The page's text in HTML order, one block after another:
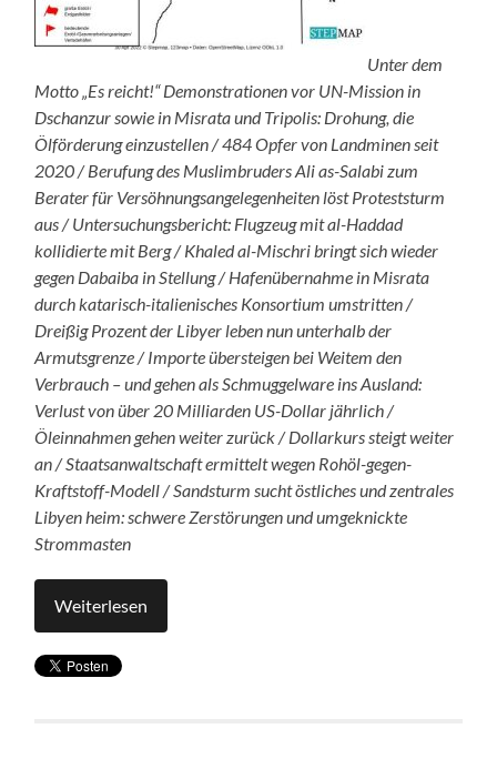
Unter dem
Motto „Es reicht!“ Demonstrationen vor UN-Mission in
Dschanzur sowie in Misrata und Tripolis: Drohung, die
Ölförderung einzustellen / 484 Opfer von Landminen seit
2020 / Berufung des Muslimbruders Ali as-Salabi zum
Berater für Versöhnungsangelegenheiten löst Proteststurm
aus / Untersuchungsbericht: Flugzeug mit al-Haddad
kollidierte mit Berg / Khaled al-Mischri bringt sich wieder
gegen Dabaiba in Stellung / Hafenübernahme in Misrata
durch katarisch-italienisches Konsortium umstritten /
Dreißig Prozent der Libyer leben nun unterhalb der
Armutsgrenze / Importe übersteigen bei Weitem den
Verbrauch – und gehen als Schmuggelware ins Ausland:
Verlust von über 20 Milliarden US-Dollar jährlich /
Öleinnahmen gehen weiter zurück / Dollarkurs steigt weiter
an / Staatsanwaltschaft ermittelt wegen Rohöl-gegen-
Kraftstoff-Modell / Sandsturm sucht östliches und zentrales
Libyen heim: schwere Zerstörungen und umgeknickte
Strommasten
Weiterlesen